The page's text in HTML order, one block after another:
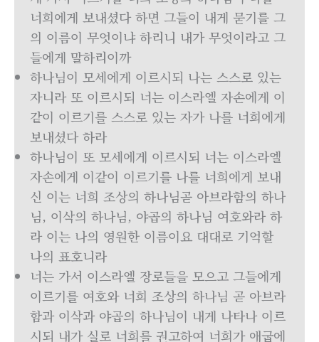
너희에게 보내셨다 하면 그들이 내게 묻기를 그
의 이름이 무엇이냐 하리니 내가 무엇이라고 그
들에게 말하리이까
하나님이 모세에게 이르시되 나는 스스로 있는
자니라 또 이르시되 너는 이스라엘 자손에게 이
같이 이르기를 스스로 있는 자가 나를 너희에게
보내셨다 하라
하나님이 또 모세에게 이르시되 너는 이스라엘
자손에게 이같이 이르기를 나를 너희에게 보내
신 이는 너희 조상의 하나님곧 아브라함의 하나
님, 이삭의 하나님, 야곱의 하나님 여호와라 하
라 이는 나의 영원한 이름이요 대대로 기억할
나의 표호니라
너는 가서 이스라엘 장로들을 모으고 그들에게
이르기를 여호와 너희 조상의 하나님 곧 아브라
함과 이삭과 야곱의 하나님이 내게 나타나 이르
시되 내가 실로 너희를 권고하여 너희가 애굽에